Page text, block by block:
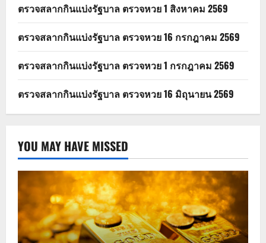
ตรวจสลากกินแบ่งรัฐบาล ตรวจหวย 1 สิงหาคม 2569
ตรวจสลากกินแบ่งรัฐบาล ตรวจหวย 16 กรกฎาคม 2569
ตรวจสลากกินแบ่งรัฐบาล ตรวจหวย 1 กรกฎาคม 2569
ตรวจสลากกินแบ่งรัฐบาล ตรวจหวย 16 มิถุนายน 2569
YOU MAY HAVE MISSED